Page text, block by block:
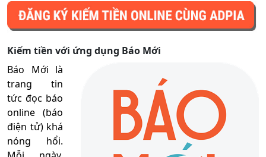
Kiếm tiền với ứng dụng Báo Mới
Báo Mới là
trang tin
tức đọc báo
online (báo
điện tử) khá
nóng hổi.